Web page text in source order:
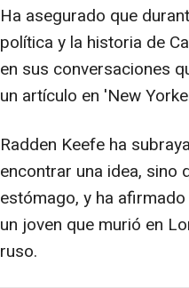
Ha asegurado que
política y la historia de
en sus conversaciones
un artículo en 'New
Radden Keefe ha
encontrar una idea, sino
estómago, y ha
un joven que murió en
ruso.